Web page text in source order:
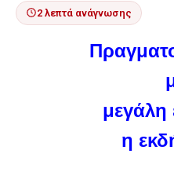
2 λεπτά ανάγνωσης
μεγάλη
η